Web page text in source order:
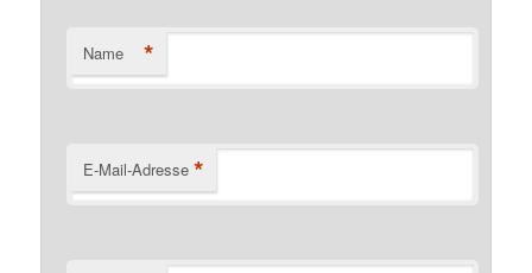
Name *
E-Mail-Adresse *